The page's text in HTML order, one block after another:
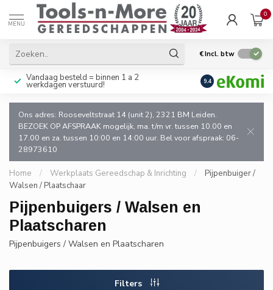
MENU
0
€Incl. btw
Vandaag besteld = binnen 1 a 2
werkdagen verstuurd!
Uitsluitend goede
en de vakman!
9.4
Ons adres: Rooseveltstraat 14 (unit 2), 2321 BM Leiden.
BEZOEK OP AFSPRAAK mogelijk, ma. t/m vr. tussen 10.00 en
17.00 en za. tussen 10:00 en 14:00 uur. Bel voor afspraak: 06-
28973610
Home / Werkplaats Gereedschap & Inrichting /
Pijpenbuiger /
Walsen / Plaatschaar
Pijpenbuigers / Walsen en
Plaatscharen
Pijpenbuigers / Walsen en Plaatscharen
Filters